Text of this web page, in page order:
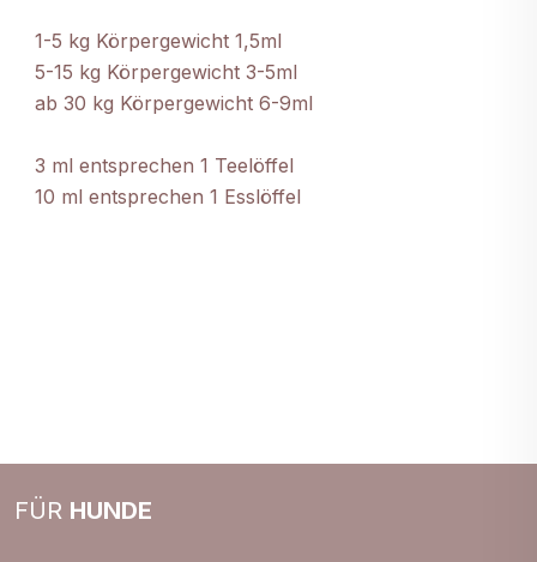
1-5 kg Körpergewicht 1,5ml
5-15 kg Körpergewicht 3-5ml
ab 30 kg Körpergewicht 6-9ml
3 ml entsprechen 1 Teelöffel
10 ml entsprechen 1 Esslöffel
FÜR HUNDE